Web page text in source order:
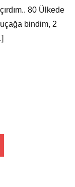
80 Ülkede
bindim, 2